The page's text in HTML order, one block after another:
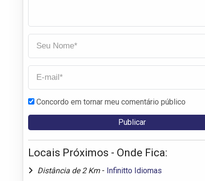
Concordo em tornar meu comentário público
Locais Próximos - Onde Fica:
Distância de 2 Km - Infinitto Idiomas